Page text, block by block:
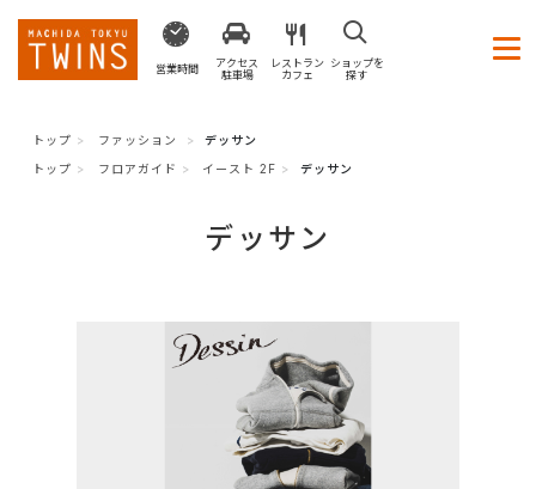
営業時間
アクセス
駐車場
レストラン
カフェ
ショップを
探す
トップ ファッション
デッサン
トップ
フロアガイド イースト 2F デッサン
デッサン